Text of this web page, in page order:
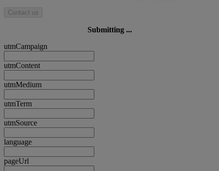
Contact us
Submitting ...
utmCampaign
utmContent
utmMedium
utmTerm
utmSource
language
pageUrl